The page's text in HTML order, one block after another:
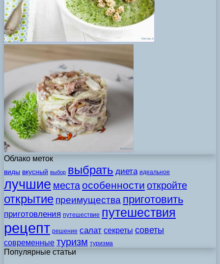
Облако меток
виды вкусный выбор выбрать диета идеальное
лучшие места особенности откройте
открытие преимущества приготовить
приготовления путешествие путешествия
рецепт решение салат секреты советы
современные туризм туризма
Популярные статьи